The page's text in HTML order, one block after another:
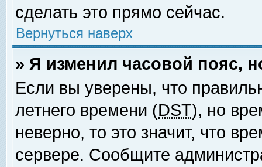
сделать это прямо сейчас.
Вернуться наверх
» Я изменил часовой пояс,
Если вы уверены, что
летнего времени (DST), но
неверно, то это значит, что
сервере. Сообщите